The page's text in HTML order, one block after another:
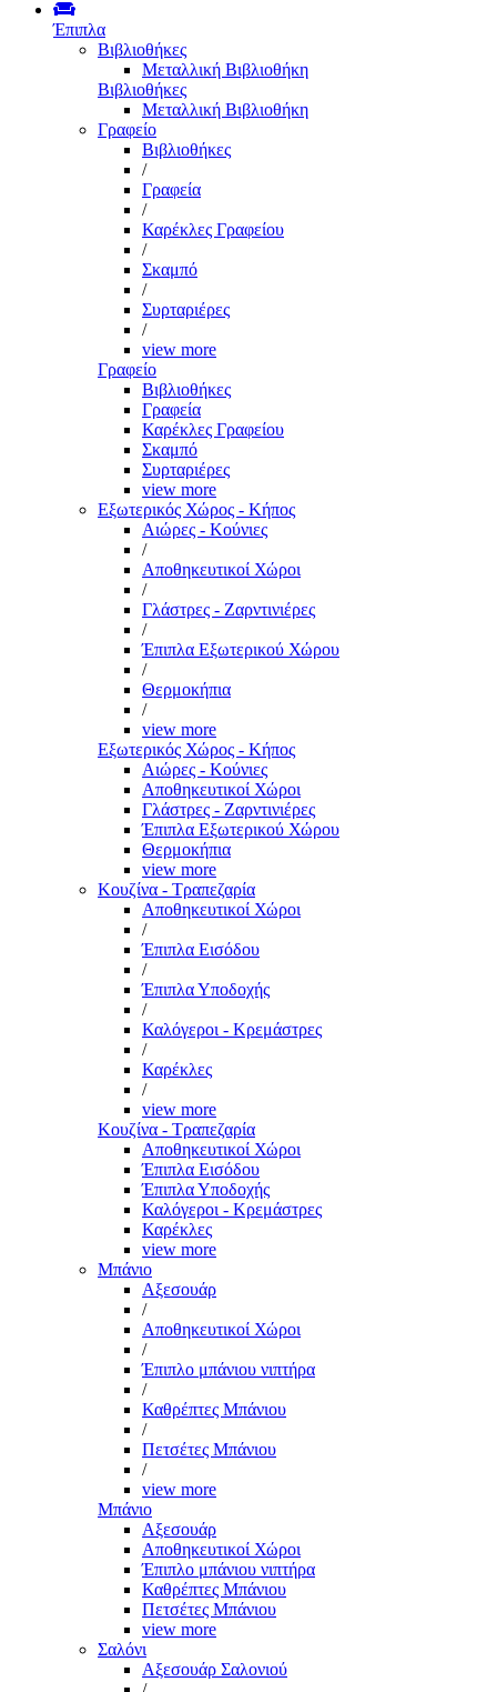
Έπιπλα
Βιβλιοθήκες
Μεταλλική Βιβλιοθήκη
Βιβλιοθήκες
Μεταλλική Βιβλιοθήκη
Γραφείο
Βιβλιοθήκες
/
Γραφεία
/
Καρέκλες Γραφείου
/
Σκαμπό
/
Συρταριέρες
/
view more
Γραφείο
Βιβλιοθήκες
Γραφεία
Καρέκλες Γραφείου
Σκαμπό
Συρταριέρες
view more
Εξωτερικός Χώρος - Κήπος
Αιώρες - Κούνιες
/
Αποθηκευτικοί Χώροι
/
Γλάστρες - Ζαρντινιέρες
/
Έπιπλα Εξωτερικού Χώρου
/
Θερμοκήπια
/
view more
Εξωτερικός Χώρος - Κήπος
Αιώρες - Κούνιες
Αποθηκευτικοί Χώροι
Γλάστρες - Ζαρντινιέρες
Έπιπλα Εξωτερικού Χώρου
Θερμοκήπια
view more
Κουζίνα - Τραπεζαρία
Αποθηκευτικοί Χώροι
/
Έπιπλα Εισόδου
/
Έπιπλα Υποδοχής
/
Καλόγεροι - Κρεμάστρες
/
Καρέκλες
/
view more
Κουζίνα - Τραπεζαρία
Αποθηκευτικοί Χώροι
Έπιπλα Εισόδου
Έπιπλα Υποδοχής
Καλόγεροι - Κρεμάστρες
Καρέκλες
view more
Μπάνιο
Αξεσουάρ
/
Αποθηκευτικοί Χώροι
/
Έπιπλο μπάνιου νιπτήρα
/
Καθρέπτες Μπάνιου
/
Πετσέτες Μπάνιου
/
view more
Μπάνιο
Αξεσουάρ
Αποθηκευτικοί Χώροι
Έπιπλο μπάνιου νιπτήρα
Καθρέπτες Μπάνιου
Πετσέτες Μπάνιου
view more
Σαλόνι
Αξεσουάρ Σαλονιού